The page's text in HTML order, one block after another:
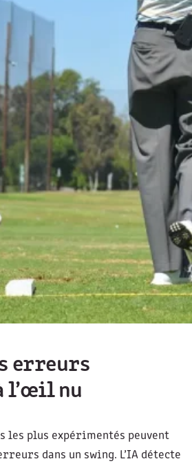
erreurs
l’œil nu
les plus expérimentés peuvent
dans un swing. L’IA détecte